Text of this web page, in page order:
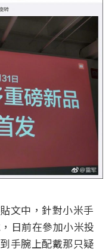
文中，針對小米手
日前在參加小米投
手腕上配戴那只疑